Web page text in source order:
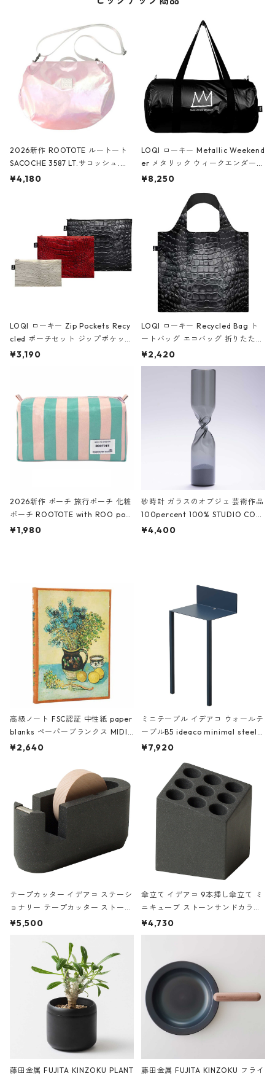
2026新作 ROOTOTE ルートート
SACOCHE 3587 LT.サコッシュ.ル
ミエ-B ショルダーバッグ グロスピ
¥4,180
LOQI ローキー Metallic Weekend
er メタリック ウィークエンダー
ボストンバッグ ショルダーバッグ
Black ジャン=ミッシェル・バスキ
ア/クラウン ブラック
¥8,250
LOQI ローキー Zip Pockets Recy
cled ポーチセット ジップポケット
ファスナーポーチ 撥水加工 トラベ
ーガンディー、オフホワイト
¥3,190
LOQI ローキー Recycled Bag ト
ートバッグ エコバッグ 折りたたみ
大きめ 撥水加工 収納ポーチ CRO
CODILE/Black クロコダイル/ブラ
¥2,420
2026新作 ポーチ 旅行ポーチ 化粧
ポーチ ROOTOTE with ROO pou
ch 3532 ルートート WR.ポーチ.ラ
¥1,980
砂時計 ガラスのオブジェ 芸術作品
100percent 100% STUDIO COH
AKU Timeless 100パーセント ス
¥4,400
高級ノート FSC認証 中性紙 paper
blanks ペーパーブランクス MIDI
ハードカバー 罫線 ヴァン・ゴッホ
¥2,640
ミニテーブル イデアコ ウォールテ
ーブルB5 ideaco minimal steel f
urniture WALL Table B5 ネイビー
¥7,920
テープカッター イデアコ ステーシ
ョナリー テープカッター ストーン
サンドカラー 石調 ideaco Station
¥5,500
傘立て イデアコ 9本挿し傘立て ミ
ニキューブ ストーンサンドカラー
石調 ideaco Umbrella Stand CUB
E ストーンサンドブラック
¥4,730
藤田金属 FUJITA KINZOKU PLANT
藤田金属 FUJITA KINZOKU フライ